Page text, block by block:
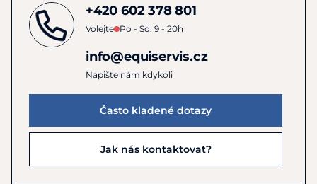
+420 602 378 801
Volejte Po - So: 9 - 20h
info@equiservis.cz
Napište nám kdykoli
Často kladené dotazy
Jak nás kontaktovat?